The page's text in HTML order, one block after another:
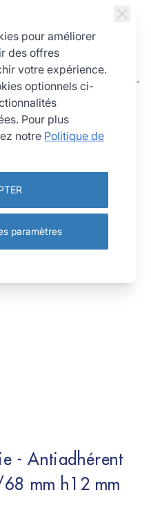
(sans PFAS) - Ø90/68 mm
- Antiadhérent
mm h12 mm
pour améliorer
des offres
votre expérience.
optionnels ci-
Pour plus
notre Politique de
paramètres